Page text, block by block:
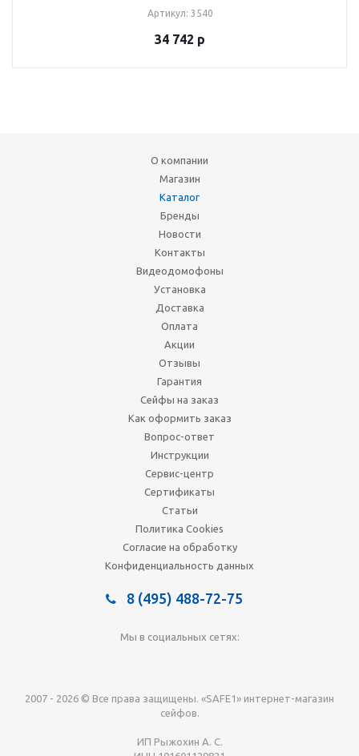
Артикул: 3540
34 742 р
О компании
Магазин
Каталог
Бренды
Новости
Контакты
Видеодомофоны
Установка
Доставка
Оплата
Акции
Отзывы
Гарантия
Сейфы на заказ
Как оформить заказ
Вопрос-ответ
Инструкции
Сервис-центр
Сертификаты
Статьи
Политика Cookies
Согласие на обработку
Конфиденциальность данных
8 (495) 488-72-75
Мы в социальных сетях:
2007 - 2026 © Все права защищены. «SAFE1» интернет-магазин
сейфов.
ИП Рыжохин А. С.